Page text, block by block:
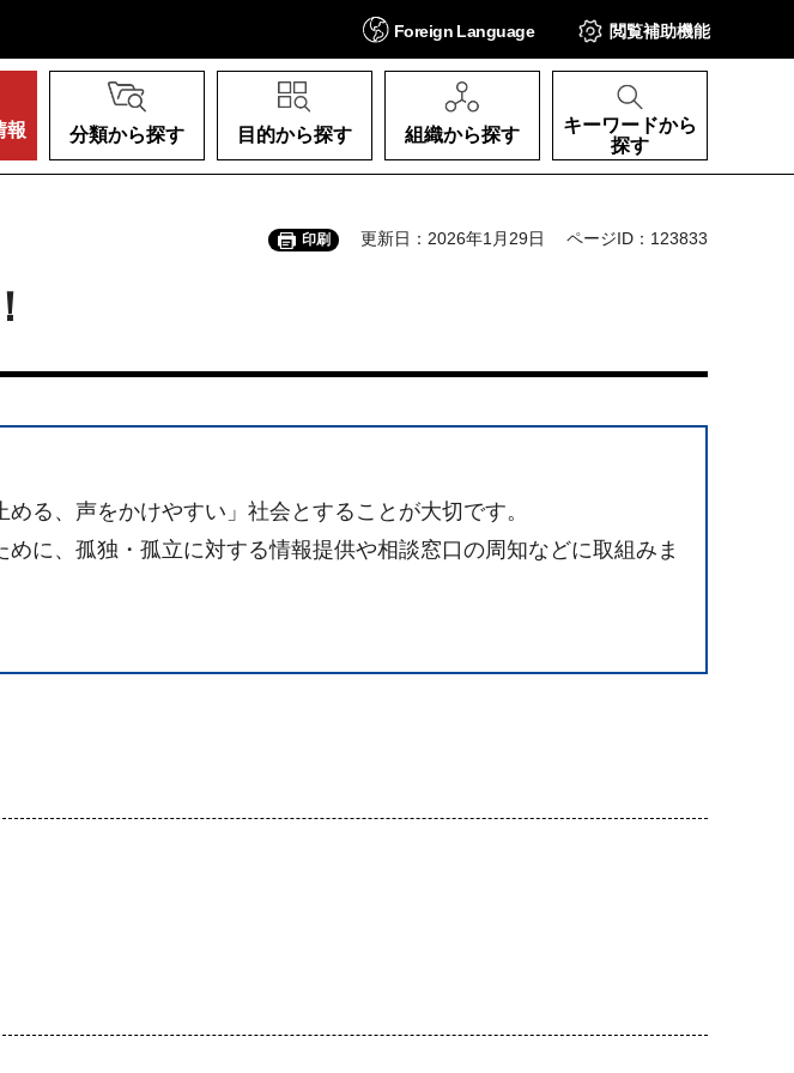
Foreign Language 閲覧補助機能
報 分類から探す 目的から探す 組織から探す
キーワードから
探す
印刷 更新日：2026年1月29日 ページID：123833
る、声をかけやすい」社会とすることが大切です。
に、孤独・孤立に対する情報提供や相談窓口の周知などに取組みま